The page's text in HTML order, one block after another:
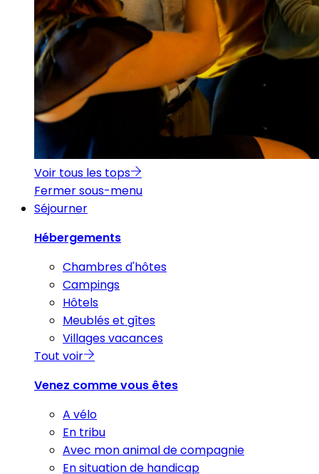
Voir tous les tops
Fermer sous-menu
Séjourner
Hébergements
Chambres d'hôtes
Campings
Hôtels
Meublés et gîtes
Villages vacances
Tout voir
Venez comme vous êtes
A vélo
En tribu
Avec mon animal de compagnie
En situation de handicap